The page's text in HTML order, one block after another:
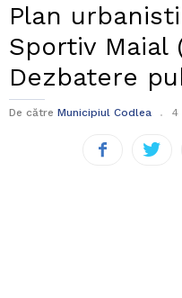
Plan
Sportiv Maial
Dezbatere
De către Municipiul Codlea 4